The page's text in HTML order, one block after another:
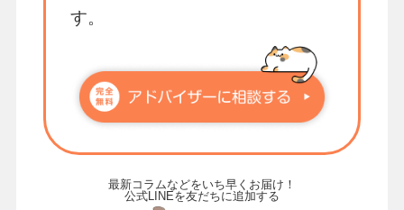
す。
最新コラムなどをいち早くお届け！
公式LINEを友だちに追加する